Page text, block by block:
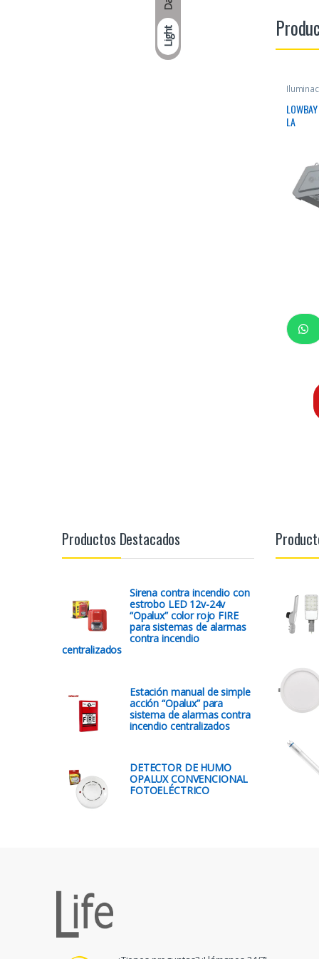
Light
LA
Productos Destacados
Sirena contra incendio con
estrobo LED 12v-24v
“Opalux” color rojo FIRE
para sistemas de alarmas
contra incendio
centralizados
Estación manual de simple
acción “Opalux” para
sistema de alarmas contra
incendio centralizados
DETECTOR DE HUMO
OPALUX CONVENCIONAL
FOTOELÉCTRICO